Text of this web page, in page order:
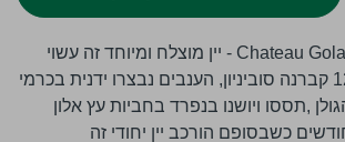
Chateau Golan Merlot Reserve - יין מוצלח ומיוחד זה עשוי
מ-88% מרלו ו- 12% קברנה סוביניון, הענבים נבצרו ידנית בכרמי
,תססו ויושנו בנפרד בחביות עץ אלון